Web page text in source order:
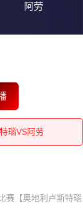
阿劳
瑙VS阿劳
瑙VS阿劳
瑙VS阿劳
瑙VS阿劳
赛【奥地利卢斯特瑙